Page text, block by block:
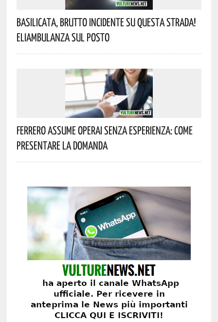
Basilicata, Brutto Incidente Su Questa Strada!
Eliambulanza Sul Posto
Ferrero Assume Operai Senza Esperienza: Come
Presentare La Domanda